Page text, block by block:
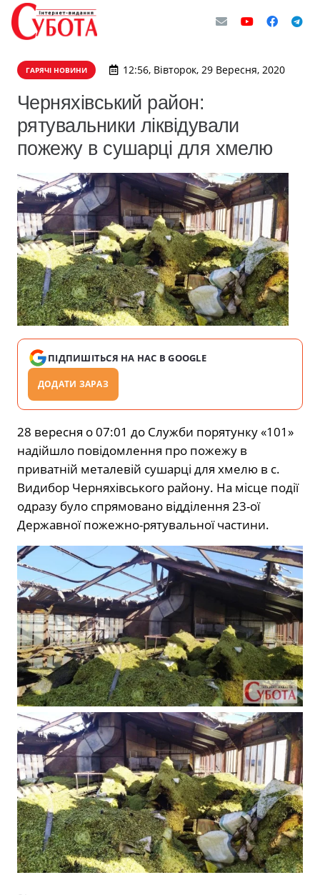
ГАРЯЧІ НОВИНИ 12:56, Вівторок, 29 Вересня, 2020
Черняхівський район:
рятувальники ліквідували
пожежу в сушарці для хмелю
ПІДПИШІТЬСЯ НА НАС В GOOGLE
ДОДАТИ ЗАРАЗ
28 вересня о 07:01 до Служби порятунку «101»
надійшло повідомлення про пожежу в
приватній металевій сушарці для хмелю в с.
Видибор Черняхівського району. На місце події
одразу було спрямовано відділення 23-ої
Державної пожежно-рятувальної частини.